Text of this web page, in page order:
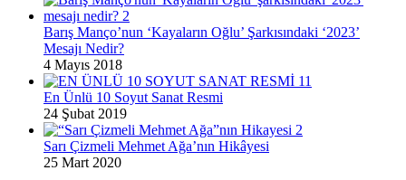
Barış Manço’nun ‘Kayaların Oğlu’ Şarkısındaki ‘2023’
Mesajı Nedir?
4 Mayıs 2018
En Ünlü 10 Soyut Sanat Resmi
24 Şubat 2019
Sarı Çizmeli Mehmet Ağa’nın Hikâyesi
25 Mart 2020